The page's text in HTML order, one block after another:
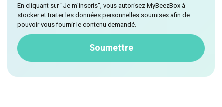
En cliquant sur "Je m'inscris", vous autorisez MyBeezBox à
stocker et traiter les données personnelles soumises afin de
pouvoir vous fournir le contenu demandé.